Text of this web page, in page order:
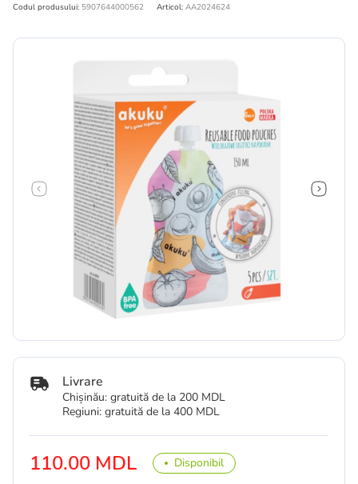
Codul produsului: 5907644000562 Articol: AA2024624
110.00 MDL Disponibil
Livrare
Chișinău: gratuită de la 200 MDL
Regiuni: gratuită de la 400 MDL